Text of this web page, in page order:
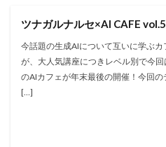
ツナガルナルセ×AI CAFE vol.5
今話題の生成AIについて互いに学ぶ
が、大人気講座につきレベル別で今
のAIカフェが年末最後の開催！今回
[…]